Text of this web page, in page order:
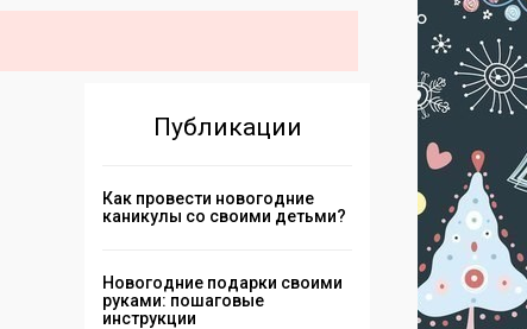
Публикации
Как провести новогодние
каникулы со своими детьми?
Новогодние подарки своими
руками: пошаговые
инструкции